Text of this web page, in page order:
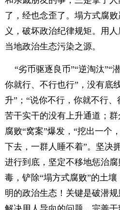
了，经也念歪了。塌方式腐
义，破坏政治纪律规矩。用
当地政治生态污染之源。
“劣币驱逐良币”“逆淘汰”“
你就行、不行也行”，没有底
升”；“说你不行，你就不行、
苦干实干的没有上升通道；
腐败“窝案”爆发，“挖出一个
下去，一群人睡不着”。坚决
进行到底，坚定不移地惩治
毒，铲除“塌方式腐败”的土
明的政治生态！关键是破潜